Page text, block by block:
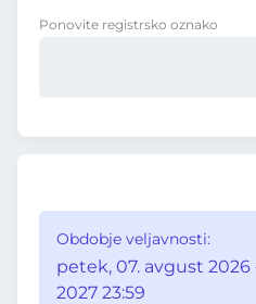
Ponovite registrsko oznako
Obdobje veljavnosti:
petek, 07. avgust 2026
2027 23:59